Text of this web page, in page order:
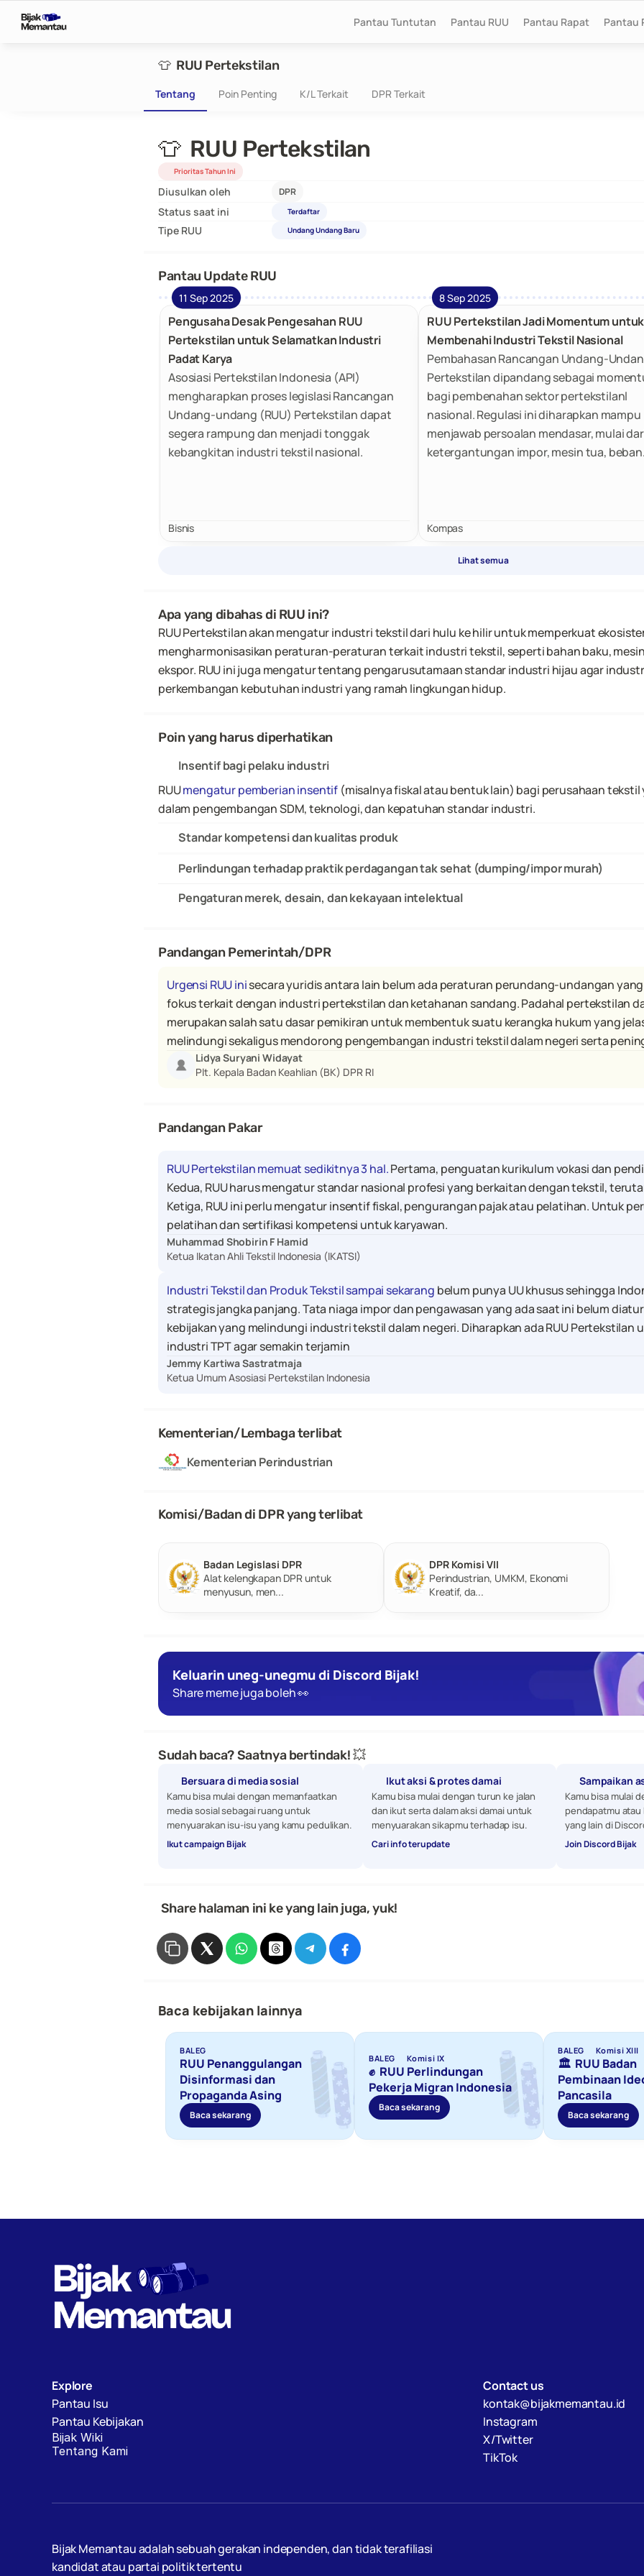
👕  RUU Pertekstilan
Tentang Poin Penting K/L Terkait DPR Terkait
👕  RUU Pertekstilan
Prioritas Tahun Ini
Diusulkan oleh DPR
Status saat ini Terdaftar
Tipe RUU Undang Undang Baru
Pantau Update RUU
11 Sep 2025
Pengusaha Desak Pengesahan RUU
Pertekstilan untuk Selamatkan Industri
Padat Karya
Asosiasi Pertekstilan Indonesia (API)
mengharapkan proses legislasi Rancangan
Undang-undang (RUU) Pertekstilan dapat
segera rampung dan menjadi tonggak
kebangkitan industri tekstil nasional.
Bisnis
8 Sep 2025
RUU Pertekstilan Jadi Momentum untuk
Membenahi Industri Tekstil Nasional
Pembahasan Rancangan Undang-
Pertekstilan dipandang sebagai
bagi pembenahan sektor pertekstilanl
nasional. Regulasi ini diharapkan mampu
menjawab persoalan mendasar, mulai
ketergantungan impor, mesin tua, beban
Kompas
Lihat semua
Apa yang dibahas di RUU ini?
RUU Pertekstilan akan mengatur industri tekstil dari hulu ke hilir untuk memperkuat
mengharmonisasikan peraturan-peraturan terkait industri tekstil, seperti bahan baku,
ekspor. RUU ini juga mengatur tentang pengarusutamaan standar industri hijau agar
perkembangan kebutuhan industri yang ramah lingkungan hidup.
Poin yang harus diperhatikan
Insentif bagi pelaku industri
RUU mengatur pemberian insentif (misalnya fiskal atau bentuk lain) bagi perusahaan
dalam pengembangan SDM, teknologi, dan kepatuhan standar industri.
Standar kompetensi dan kualitas produk
Perlindungan terhadap praktik perdagangan tak sehat (dumping/impor murah)
Pengaturan merek, desain, dan kekayaan intelektual
Pandangan Pemerintah/DPR
Urgensi RUU ini secara yuridis antara lain belum ada peraturan perundang-undangan
fokus terkait dengan industri pertekstilan dan ketahanan sandang. Padahal pertekstilan
merupakan salah satu dasar pemikiran untuk membentuk suatu kerangka hukum yang
melindungi sekaligus mendorong pengembangan industri tekstil dalam negeri serta
Lidya Suryani Widayat
Plt. Kepala Badan Keahlian (BK) DPR RI
Pandangan Pakar
RUU Pertekstilan memuat sedikitnya 3 hal. Pertama, penguatan kurikulum vokasi dan
Kedua, RUU harus mengatur standar nasional profesi yang berkaitan dengan tekstil,
Ketiga, RUU ini perlu mengatur insentif fiskal, pengurangan pajak atau pelatihan. Untuk
pelatihan dan sertifikasi kompetensi untuk karyawan.
Muhammad Shobirin F Hamid
Ketua Ikatan Ahli Tekstil Indonesia (IKATSI)
Industri Tekstil dan Produk Tekstil sampai sekarang belum punya UU khusus sehingga
strategis jangka panjang. Tata niaga impor dan pengawasan yang ada saat ini belum
kebijakan yang melindungi industri tekstil dalam negeri. Diharapkan ada RUU Pertekstilan
industri TPT agar semakin terjamin
Jemmy Kartiwa Sastratmaja
Ketua Umum Asosiasi Pertekstilan Indonesia
Kementerian/Lembaga terlibat
Kementerian Perindustrian
Komisi/Badan di DPR yang terlibat
Badan Legislasi DPR
Alat kelengkapan DPR untuk
menyusun, men...
DPR Komisi VII
Perindustrian, UMKM, Ekonomi
Kreatif, da...
Keluarin uneg-unegmu di Discord Bijak!
Share meme juga boleh 👀
Sudah baca? Saatnya bertindak! 💥
Bersuara di media sosial
Kamu bisa mulai dengan memanfaatkan
media sosial sebagai ruang untuk
menyuarakan isu-isu yang kamu pedulikan.
Ikut campaign Bijak
Ikut aksi & protes damai
Kamu bisa mulai dengan turun ke jalan
dan ikut serta dalam aksi damai untuk
menyuarakan sikapmu terhadap isu.
Cari info terupdate
Sampaikan
Kamu bisa mulai
pendapatmu
yang lain di
Join Discord Bijak
Share halaman ini ke yang lain juga, yuk!
Baca kebijakan lainnya
BALEG
RUU Penanggulangan
Disinformasi dan
Propaganda Asing
Baca sekarang
BALEG Komisi IX
✊  RUU Perlindungan
Pekerja Migran Indonesia
Baca sekarang
BALEG Komisi XIII
🏛️  RUU Badan
Pembinaan
Pancasila
Baca sekarang
Pantau Tuntutan Pantau RUU Pantau Rapat Pantau
Explore
Pantau Isu
Pantau Kebijakan
Tentang Kami
Bijak Wiki
Contact us
kontak@bijakmemantau.id
Instagram
X/Twitter
TikTok
Bijak Memantau adalah sebuah gerakan independen, dan tidak terafiliasi
kandidat atau partai politik tertentu